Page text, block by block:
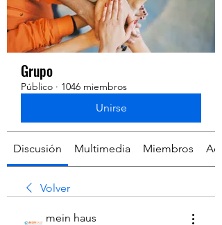
Grupo
Público · 1046 miembros
Unirse
Discusión Multimedia Miembros
Volver
mein haus